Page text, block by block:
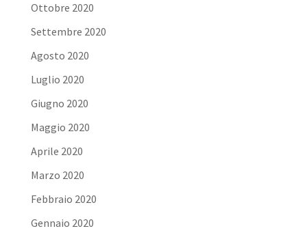
Ottobre 2020
Settembre 2020
Agosto 2020
Luglio 2020
Giugno 2020
Maggio 2020
Aprile 2020
Marzo 2020
Febbraio 2020
Gennaio 2020